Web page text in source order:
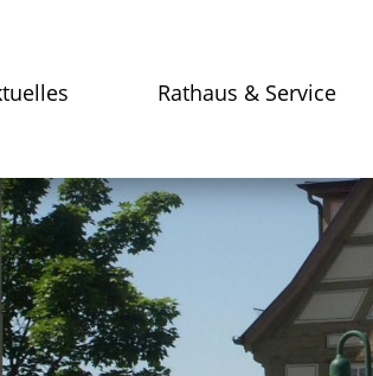
Rathaus & Service